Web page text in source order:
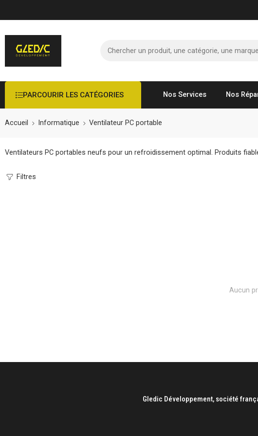
PARCOURIR LES CATÉGORIES Nos Services Nos
Accueil Informatique Ventilateur PC portable
Ventilateurs PC portables neufs pour un refroidissement optimal. Produits
Filtres
Aucun
Gledic Développement, société